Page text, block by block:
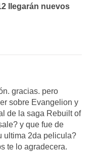
llegarán nuevos
gracias. pero
sobre Evangelion y
de la saga Rebuilt of
y que fue de
ultima 2da pelicula?
te lo agradecera.